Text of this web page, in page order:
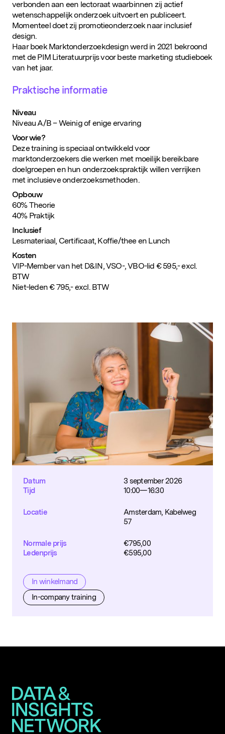
Populaire zoekopdrachten
verbonden aan een lectoraat waarbinnen zij actief
wetenschappelijk onderzoek uitvoert en publiceert.
Momenteel doet zij promotieonderzoek naar inclusief
design.
Haar boek Marktonderzoekdesign werd in 2021 bekroond
met de PIM Literatuurprijs voor beste marketing studieboek
van het jaar.
Praktische informatie
Niveau
Niveau A/B – Weinig of enige ervaring
Voor wie?
Deze training is speciaal ontwikkeld voor
marktonderzoekers die werken met moeilijk bereikbare
doelgroepen en hun onderzoekspraktijk willen verrijken
met inclusieve onderzoeksmethoden.
Opbouw
60% Theorie
40% Praktijk
Inclusief
Lesmateriaal, Certificaat, Koffie/thee en Lunch
Kosten
VIP-Member van het D&IN, VSO-, VBO-lid € 595,- excl.
BTW
Niet-leden € 795,- excl. BTW
Datum
3 september 2026
Tijd
10:00—16:30
Locatie
Amsterdam, Kabelweg
57
Normale prijs €795,00
Ledenprijs
€595,00
In winkelmand
In-company training